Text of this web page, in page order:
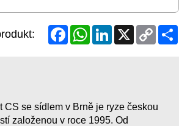
FacebookWhatsAppLinkedInX
Copy
Link
CS se sídlem v Brně je ryze českou
založenou v roce 1995. Od